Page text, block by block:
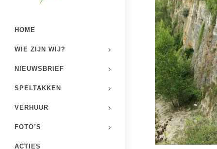
HOME
WIE ZIJN WIJ?
NIEUWSBRIEF
SPELTAKKEN
VERHUUR
FOTO’S
ACTIES